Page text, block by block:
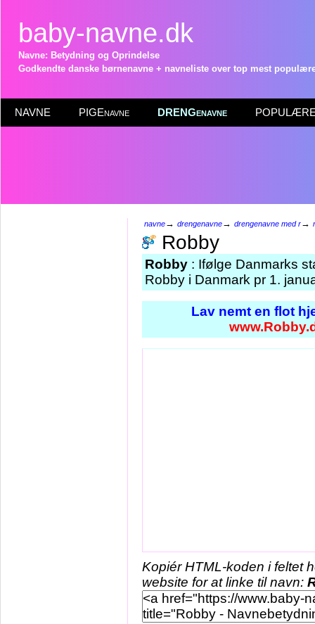
baby-navne.dk
Navne: Betydning og Oprindelse
Godkendte danske børnenavne + navneliste over top mest
NAVNE PIGEnavne DRENGenavne POPULÆRE
navne→ drengenavne→ drengenavne med r→
Robby
Robby : Ifølge Danmarks
Robby i Danmark pr 1.
Lav nemt en flot
Kopiér HTML-koden i feltet
website for at linke til navn: